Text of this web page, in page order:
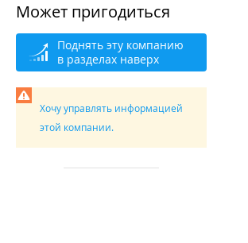
Может пригодиться
Поднять эту компанию
в разделах наверх
Хочу управлять информацией
этой компании.